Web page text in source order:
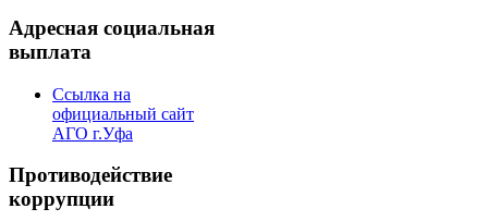
Адресная социальная
выплата
Ссылка на
официальный сайт
АГО г.Уфа
Противодействие
коррупции